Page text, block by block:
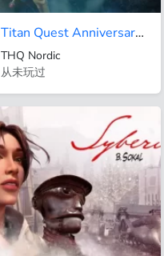
Titan Quest Anniversary Edition
THQ Nordic
从未玩过